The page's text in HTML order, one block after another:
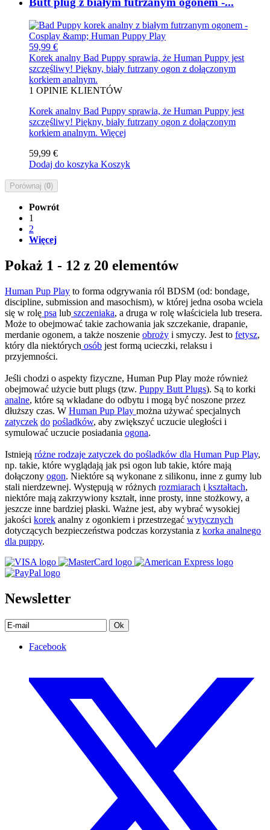
59,99 €
Korek analny Bad Puppy sprawia, że Human Puppy jest
szczęśliwy! Piękny, biały futrzany ogon z dołączonym
korkiem analnym.
1 OPINIE KLIENTÓW
Korek analny Bad Puppy sprawia, że Human Puppy jest
szczęśliwy! Piękny, biały futrzany ogon z dołączonym
korkiem analnym. Więcej
59,99 €
Dodaj do koszyka Koszyk
Porównaj (0)
Powrót
1
2
Więcej
Pokaż 1 - 12 z 20 elementów
Human Pup Play to forma odgrywania ról BDSM (od: bondage,
discipline, submission and masochism), w której jedna osoba wciela
się w rolę psa lub szczeniaka, a druga w rolę właściciela lub tresera.
Może to obejmować takie zachowania jak szczekanie, drapanie,
merdanie ogonem, a także noszenie obroży i smyczy. Jest to fetysz,
który dla niektórych osób jest formą ucieczki, relaksu i
przyjemności.
Jeśli chodzi o aspekty fizyczne, Human Pup Play może również
obejmować użycie butt plugs (tzw. Puppy Butt Plugs). Są to korki
analne, które są wkładane do odbytu i mogą być noszone przez
dłuższy czas. W Human Pup Play można używać specjalnych
zatyczek do pośladków, aby zwiększyć uczucie uległości i
symulować uczucie posiadania ogona.
Istnieją różne rodzaje zatyczek do pośladków dla Human Pup Play,
np. takie, które wyglądają jak psi ogon lub takie, które mają
dołączony ogon. Niektóre są wykonane z silikonu, inne z gumy lub
stali nierdzewnej. Występują w różnych rozmiarach i kształtach,
niektóre mają zakrzywiony kształt, inne prosty, inne stożkowy, a
jeszcze inne bardziej płaski. Ważne jest, aby wybrać wysokiej
jakości korek analny z ogonkiem i przestrzegać wytycznych
dotyczących bezpieczeństwa podczas korzystania z korka analnego
dla puppy.
Newsletter
Ok
Facebook